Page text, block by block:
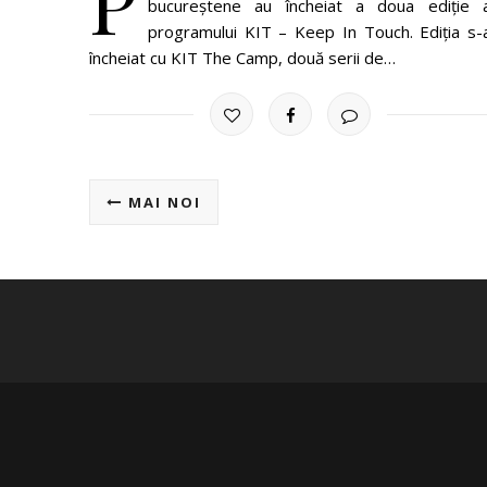
bucureștene au încheiat a doua ediție
programului KIT – Keep In Touch. Ediția s-
încheiat cu KIT The Camp, două serii de…
MAI NOI